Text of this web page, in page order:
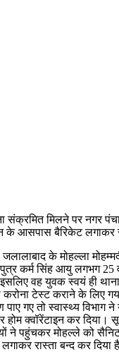
मिलने पर नगर
के आसपास बैरिकेट लगाकर
के मोहल्ला
पुत्र कर्म सिंह आयु लगभग 25
वह युवक स्वयं ही
करोना टेस्ट कराने के लिए
पाए गए तो स्वास्थ्य
होम क्वॉरेंटाइन कर दिया।
ने पहुंचकर मोहल्ले को
रास्ता बन्द कर दिया